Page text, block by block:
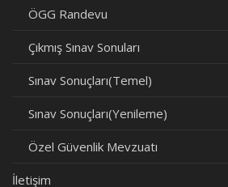
ÖGG Randevu
Çıkmış Sınav Sonuları
Sınav Sonuçları(Temel)
Sınav Sonuçları(Yenileme)
Özel Güvenlik Mevzuatı
İletişim